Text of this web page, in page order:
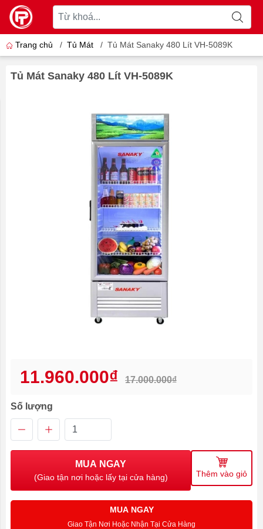
Trang chủ / Tủ Mát / Tủ Mát Sanaky 480 Lít VH-5089K
Tủ Mát Sanaky 480 Lít VH-5089K
11.960.000₫ 17.000.000₫
Số lượng
MUA NGAY
(Giao tận nơi hoặc lấy tại cửa hàng) Thêm vào giỏ
MUA NGAY
Giao Tận Nơi Hoặc Nhận Tại Cửa Hàng